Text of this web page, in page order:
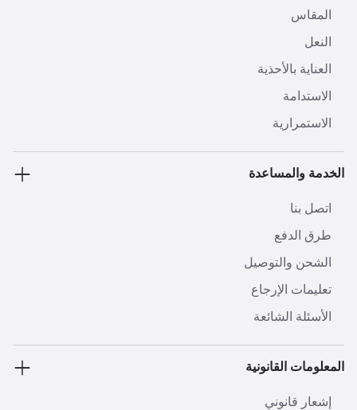
المقاس
النعل
العناية بالأحذية
الاستدامة
الاستمرارية
الخدمة والمساعدة
اتصل بنا
طرق الدفع
الشحن والتوصيل
تعليمات الإرجاع
الأسئلة الشائعة
المعلومات القانونية
إشعار قانوني